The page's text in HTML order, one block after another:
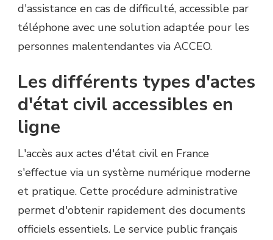
d'assistance en cas de difficulté, accessible par
téléphone avec une solution adaptée pour les
personnes malentendantes via ACCEO.
Les différents types d'actes
d'état civil accessibles en
ligne
L'accès aux actes d'état civil en France
s'effectue via un système numérique moderne
et pratique. Cette procédure administrative
permet d'obtenir rapidement des documents
officiels essentiels. Le service public français